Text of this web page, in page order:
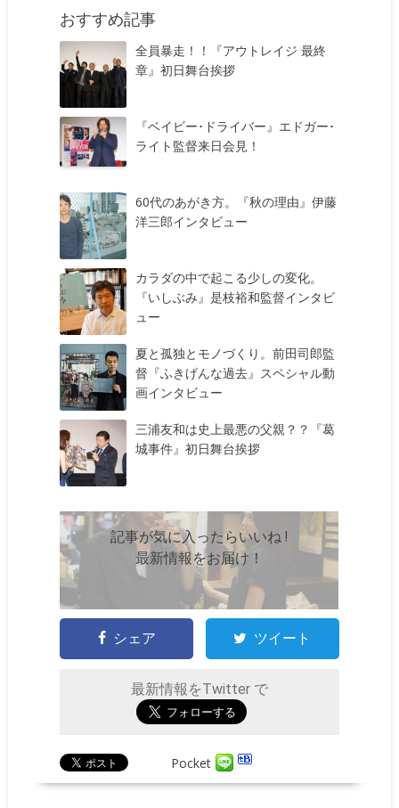
おすすめ記事
全員暴走！！『アウトレイジ 最終
章』初日舞台挨拶
『ベイビー･ドライバー』エドガー･
ライト監督来日会見！
60代のあがき方。『秋の理由』伊藤
洋三郎インタビュー
カラダの中で起こる少しの変化。
『いしぶみ』是枝裕和監督インタビ
ュー
夏と孤独とモノづくり。前田司郎監
督『ふきげんな過去』スペシャル動
画インタビュー
三浦友和は史上最悪の父親？？『葛
城事件』初日舞台挨拶
記事が気に入ったらいいね !
最新情報をお届け！
シェア ツイート
最新情報をTwitter で
Pocket